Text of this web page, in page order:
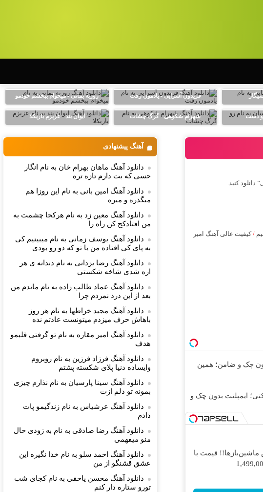
فریدون آسرایی - یادمون رفت روزبه بمانی - میخوام ببخشم خودمو
دست
شهرام شکوهی - گرگ چشات ایوان بند - عزیزم باریکلا
دانلود کنید.
/کیفیت عالی آهنگ امیر
🦷 بدون چک و ضامن؛ همین
شرکتی؛ ایمپلنت بدون چک و
قیمت با
آهنگ پیشنهادی
دانلود آهنگ ماهان بهرام خان به نام انگار
حسی که بت دارم تازه تره
دانلود آهنگ امین بانی به نام این روزا هم
میگذره و میره
دانلود آهنگ معین زد به نام هرکجا چشمت به
من افتادکج کن راه را
دانلود آهنگ یوسف زمانی به نام میبینیم کی
به پای کی افتاده من یا تو که دو رو بودی
دانلود آهنگ رضا یزدانی به نام دندانه ی هر
اره شدی شاخه شکستی
دانلود آهنگ عماد طالب زاده به نام ماندم من
بعد از این درد نمردم چرا
دانلود آهنگ مجید خراطها به نام هر روز
باهاش حرف میزدم میتونست عادتم نده
دانلود آهنگ امیر مقاره به نام تو گرفتی قلبمو
هدف
دانلود آهنگ فرزاد فرزین به نام روبروم
وایساده دنیا پلای شکسته پشتم
دانلود آهنگ سینا پارسیان به نام نذارم چیزی
بمونه تو دلم ازت
دانلود آهنگ عرشیاس به نام زندگیمو پات
دادم
دانلود آهنگ رضا صادقی به نام ﺑﻪ زودی ﺣﺎل
ﻣﻨﻮ ﻣﻴﻔﻬﻤﻰ
دانلود آهنگ احمد سلو به نام خدا نگیره این
عشق قشنگو از من
دانلود آهنگ محسن یاحقی به نام کجای شب
تورو ستاره دار کنم